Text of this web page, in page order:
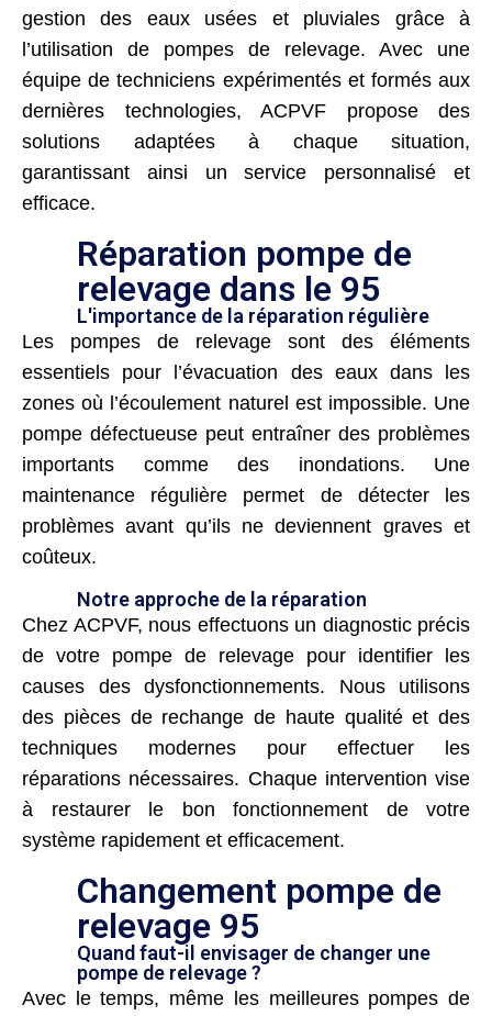
gestion des eaux usées et pluviales grâce à
l’utilisation de pompes de relevage. Avec une
équipe de techniciens expérimentés et formés aux
dernières technologies, ACPVF propose des
solutions adaptées à chaque situation,
garantissant ainsi un service personnalisé et
efficace.
Réparation pompe de
relevage dans le 95
L'importance de la réparation régulière
Les pompes de relevage sont des éléments
essentiels pour l’évacuation des eaux dans les
zones où l’écoulement naturel est impossible. Une
pompe défectueuse peut entraîner des problèmes
importants comme des inondations. Une
maintenance régulière permet de détecter les
problèmes avant qu’ils ne deviennent graves et
coûteux.
Notre approche de la réparation
Chez ACPVF, nous effectuons un diagnostic précis
de votre pompe de relevage pour identifier les
causes des dysfonctionnements. Nous utilisons
des pièces de rechange de haute qualité et des
techniques modernes pour effectuer les
réparations nécessaires. Chaque intervention vise
à restaurer le bon fonctionnement de votre
système rapidement et efficacement.
Changement pompe de
relevage 95
Quand faut-il envisager de changer une
pompe de relevage ?
Avec le temps, même les meilleures pompes de